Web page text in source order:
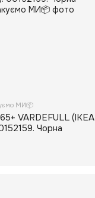
МИ📦
VARDEFULL (ІКЕА
Чорна